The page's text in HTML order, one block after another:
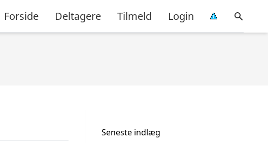
Forside Deltagere Tilmeld Login
Seneste indlæg